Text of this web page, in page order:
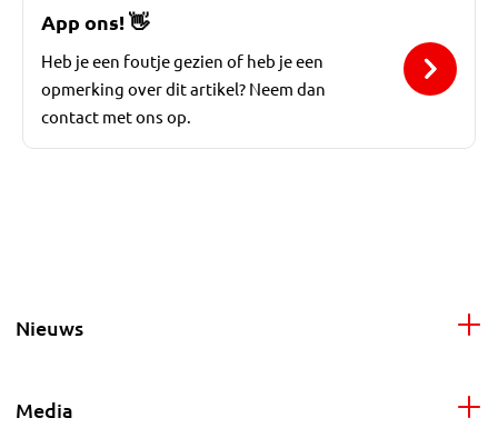
App ons! 👋
Heb je een foutje gezien of heb je een
opmerking over dit artikel? Neem dan
contact met ons op.
Nieuws
Media